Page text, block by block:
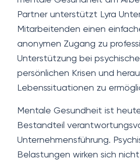
Partner unterstützt Lyra
Mitarbeitenden einen
anonymen Zugang zu
Unterstützung bei
persönlichen Krisen und
Lebenssituationen zu
Mentale Gesundheit ist
Bestandteil
Unternehmensführung.
Belastungen wirken sich